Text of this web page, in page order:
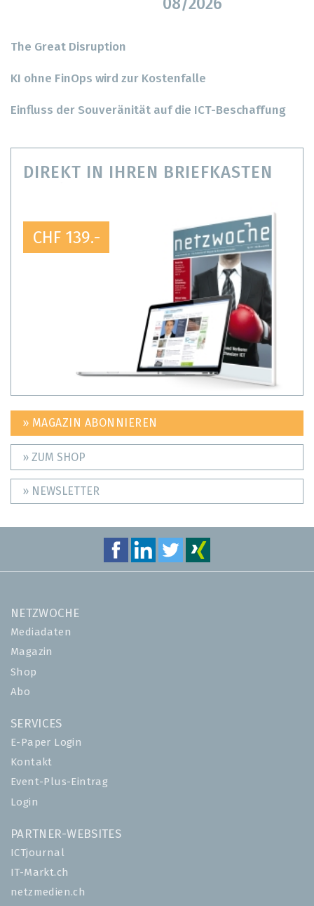
08/2026
The Great Disruption
KI ohne FinOps wird zur Kostenfalle
Einfluss der Souveränität auf die ICT-Beschaffung
DIREKT IN IHREN BRIEFKASTEN
CHF 139.-
» MAGAZIN ABONNIEREN
» ZUM SHOP
» NEWSLETTER
NETZWOCHE
Mediadaten
Magazin
Shop
Abo
SERVICES
E-Paper Login
Kontakt
Event-Plus-Eintrag
Login
PARTNER-WEBSITES
ICTjournal
IT-Markt.ch
netzmedien.ch